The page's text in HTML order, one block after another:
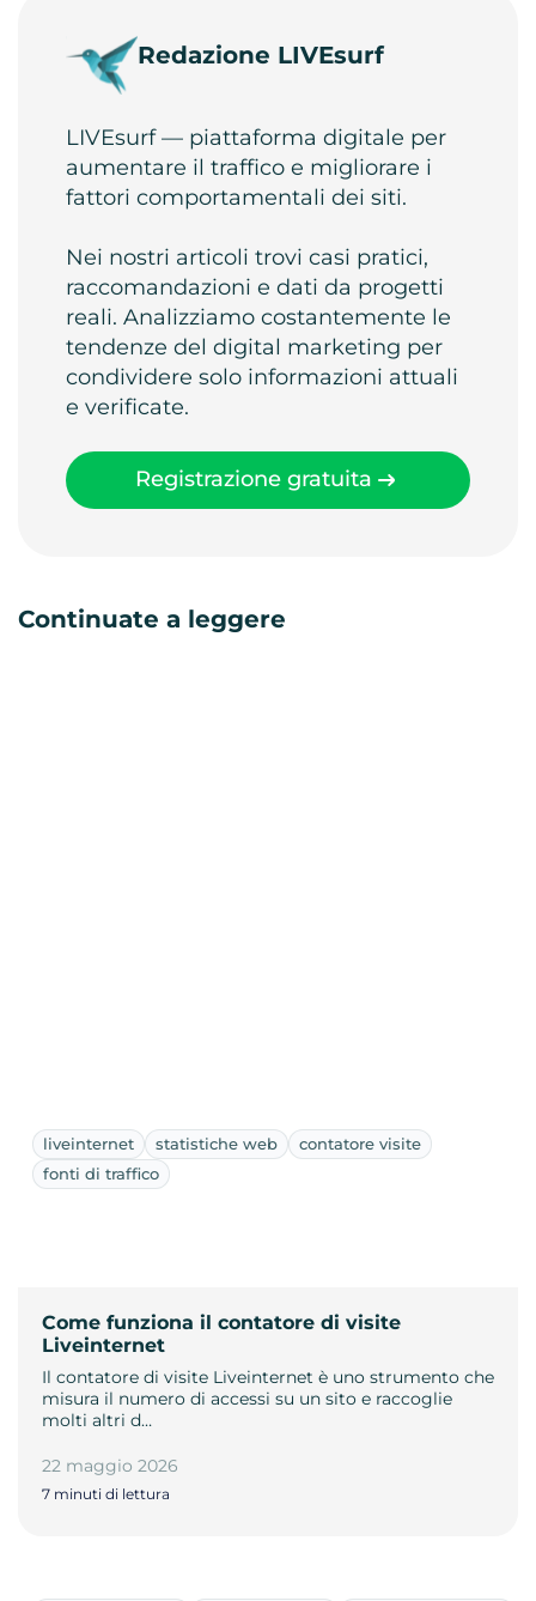
Redazione LIVEsurf
LIVEsurf — piattaforma digitale per
aumentare il traffico e migliorare i
fattori comportamentali dei siti.
Nei nostri articoli trovi casi pratici,
raccomandazioni e dati da progetti
reali. Analizziamo costantemente le
tendenze del digital marketing per
condividere solo informazioni attuali
e verificate.
Registrazione gratuita
Continuate a leggere
liveinternet statistiche web
contatore visite
fonti di traffico
Come funziona il contatore di visite
Liveinternet
Il contatore di visite Liveinternet è uno strumento che
misura il numero di accessi su un sito e raccoglie
molti altri d…
22 maggio 2026
7 minuti di lettura